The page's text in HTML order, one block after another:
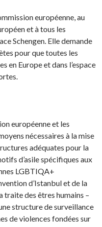
européenne, au
et à tous les
Schengen. Elle demande
pour que toutes les
en Europe et dans l’espace
européenne et les
nécessaires à la mise
adéquates pour la
d’asile spécifiques aux
LGBTIQA+
d’Istanbul et de la
des êtres humains –
structure de surveillance
de violences fondées sur